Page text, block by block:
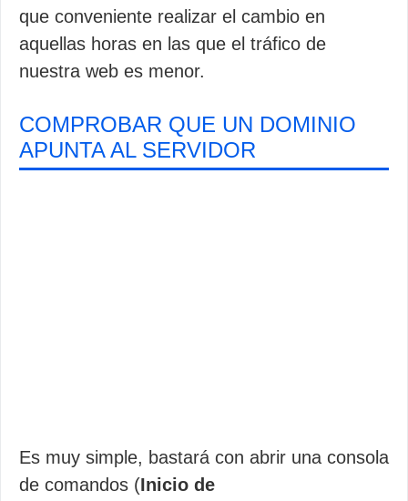
que conveniente realizar el cambio en
aquellas horas en las que el tráfico de
nuestra web es menor.
COMPROBAR QUE UN DOMINIO
APUNTA AL SERVIDOR
Es muy simple, bastará con abrir una consola
de comandos (Inicio de